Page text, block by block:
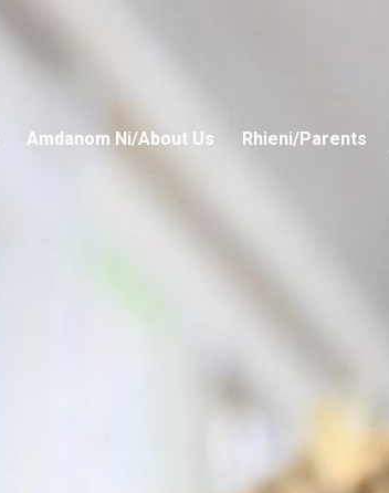
Amdanom Ni/About Us Rhieni/Parents